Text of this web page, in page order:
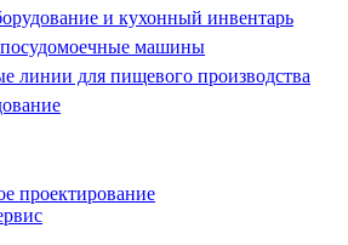
и кухонный инвентарь
машины
линии для пищевого производства
проектирование